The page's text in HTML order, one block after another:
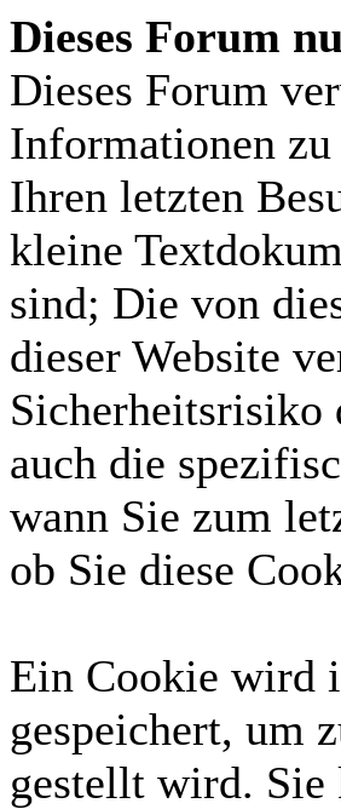
Dieses Forum
Dieses Forum
Informationen
Ihren letzten
kleine
sind; Die von
dieser Website
Sicherheitsrisiko
auch die
wann Sie zum
ob Sie diese
Ein Cookie wird
gespeichert, um
gestellt wird. Sie